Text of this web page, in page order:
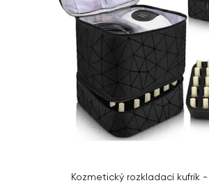
Kozmetický rozkladací kufrík -